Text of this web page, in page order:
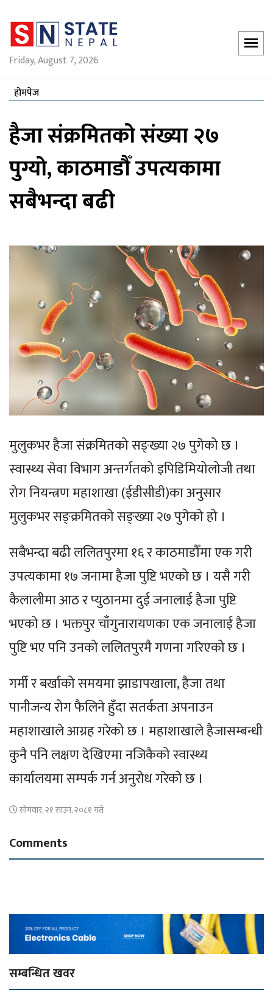
Friday, August 7, 2026
होमपेज
हैजा संक्रमितको संख्या २७
पुग्यो, काठमाडौँ उपत्यकामा
सबैभन्दा बढी
मुलुकभर हैजा संक्रमितको सङ्ख्या २७ पुगेको छ ।
स्वास्थ्य सेवा विभाग अन्तर्गतको इपिडिमियोलोजी तथा
रोग नियन्त्रण महाशाखा (ईडीसीडी)का अनुसार
मुलुकभर सङ्क्रमितको सङ्ख्या २७ पुगेको हो ।
सबैभन्दा बढी ललितपुरमा १६ र काठमाडौँमा एक गरी
उपत्यकामा १७ जनामा हैजा पुष्टि भएको छ । यसै गरी
कैलालीमा आठ र प्युठानमा दुई जनालाई हैजा पुष्टि
भएको छ । भक्तपुर चाँगुनारायणका एक जनालाई हैजा
पुष्टि भए पनि उनको ललितपुरमै गणना गरिएको छ ।
गर्मी र बर्खाको समयमा झाडापखाला, हैजा तथा
पानीजन्य रोग फैलिने हुँदा सतर्कता अपनाउन
महाशाखाले आग्रह गरेको छ । महाशाखाले हैजासम्बन्धी
कुनै पनि लक्षण देखिएमा नजिकैको स्वास्थ्य
कार्यालयमा सम्पर्क गर्न अनुरोध गरेको छ ।
सोमवार, २१ साउन, २०८१ गते
Comments
सम्बन्धित खवर